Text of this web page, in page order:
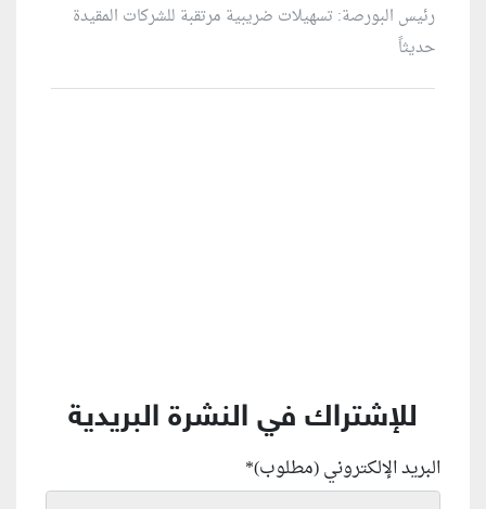
رئيس البورصة: تسهيلات ضريبية مرتقبة للشركات المقيدة
حديثاً
للإشتراك في النشرة البريدية
البريد الإلكتروني (مطلوب)*